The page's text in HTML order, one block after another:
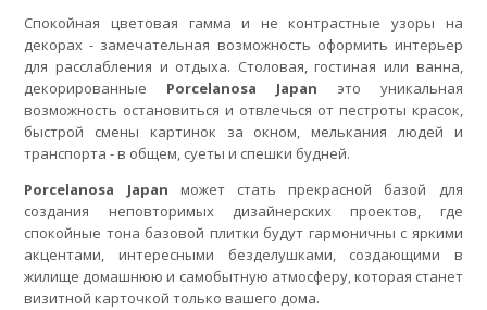
Спокойная цветовая гамма и не контрастные узоры на
декорах - замечательная возможность оформить интерьер
для расслабления и отдыха. Столовая, гостиная или ванна,
декорированные Porcelanosa Japan это уникальная
возможность остановиться и отвлечься от пестроты красок,
быстрой смены картинок за окном, мелькания людей и
транспорта - в общем, суеты и спешки будней.
Porcelanosa Japan может стать прекрасной базой для
создания неповторимых дизайнерских проектов, где
спокойные тона базовой плитки будут гармоничны с яркими
акцентами, интересными безделушками, создающими в
жилище домашнюю и самобытную атмосферу, которая станет
визитной карточкой только вашего дома.